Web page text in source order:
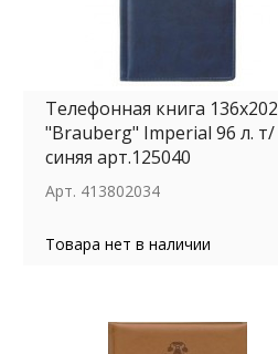
Телефонная книга 136x202
"Brauberg" Imperial 96 л. т/
синяя арт.125040
Арт. 413802034
Товара нет в наличии